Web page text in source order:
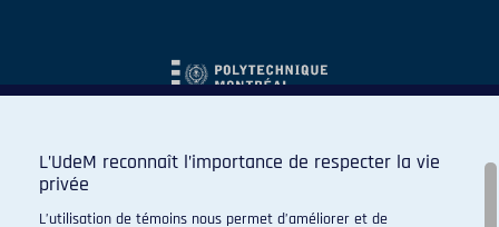
L’UdeM reconnaît l’importance de respecter la vie
privée
L’utilisation de témoins nous permet d’améliorer et de